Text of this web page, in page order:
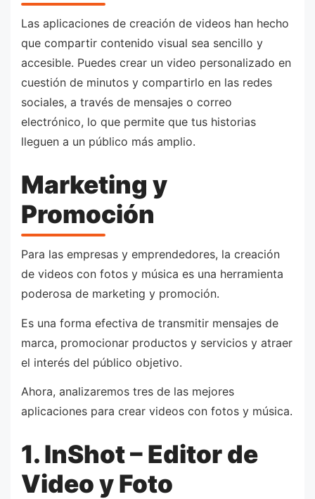
Las aplicaciones de creación de videos han hecho
que compartir contenido visual sea sencillo y
accesible. Puedes crear un video personalizado en
cuestión de minutos y compartirlo en las redes
sociales, a través de mensajes o correo
electrónico, lo que permite que tus historias
lleguen a un público más amplio.
Marketing y
Promoción
Para las empresas y emprendedores, la creación
de videos con fotos y música es una herramienta
poderosa de marketing y promoción.
Es una forma efectiva de transmitir mensajes de
marca, promocionar productos y servicios y atraer
el interés del público objetivo.
Ahora, analizaremos tres de las mejores
aplicaciones para crear videos con fotos y música.
1. InShot – Editor de
Video y Foto